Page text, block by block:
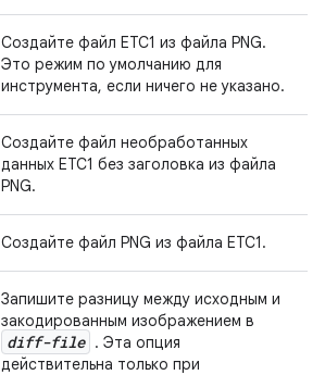
Создайте файл ETC1 из файла PNG.
Это режим по умолчанию для
инструмента, если ничего не указано.
Создайте файл необработанных
данных ETC1 без заголовка из файла
PNG.
Создайте файл PNG из файла ETC1.
Запишите разницу между исходным и
закодированным изображением в
diff-file . Эта опция
действительна только при